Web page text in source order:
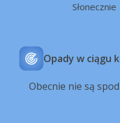
Słonecznie
Opady w ciągu
Obecnie nie są